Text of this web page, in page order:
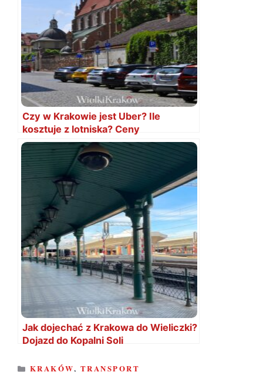
Czy w Krakowie jest Uber? Ile
kosztuje z lotniska? Ceny
Jak dojechać z Krakowa do Wieliczki?
Dojazd do Kopalni Soli
KATEGORIE
KRAKÓW, TRANSPORT